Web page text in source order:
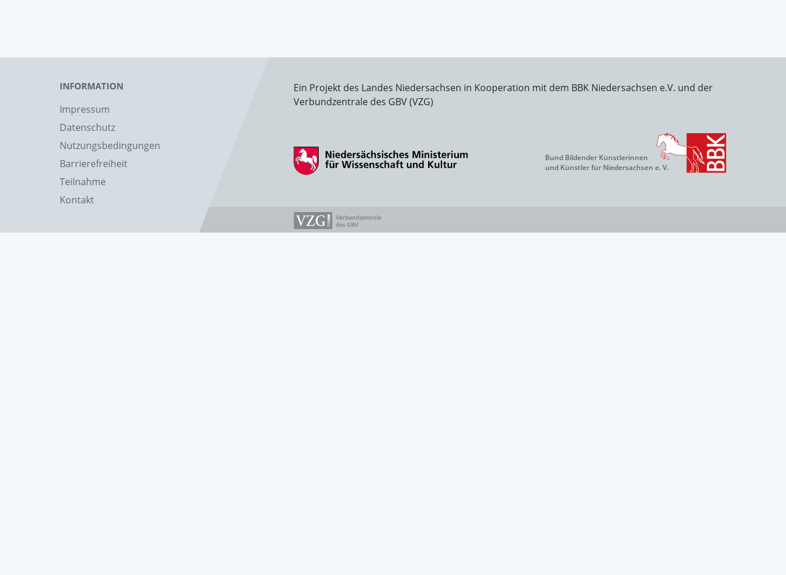
INFORMATION
Impressum
Datenschutz
Nutzungsbedingungen
Barrierefreiheit
Teilnahme
Kontakt
Ein Projekt des Landes Niedersachsen in Kooperation mit dem BBK Niedersachsen e.V. und der
Verbundzentrale des GBV (VZG)
Bund Bildender Künstlerinnen
und Künstler für Niedersachsen e. V.